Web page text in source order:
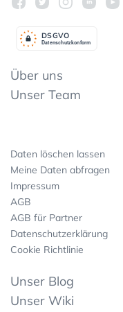
Datenschutzkonform
DSGVO
Über uns
Unser Team
Daten löschen lassen
Meine Daten abfragen
Impressum
AGB
AGB für Partner
Datenschutzerklärung
Cookie Richtlinie
Unser Blog
Unser Wiki